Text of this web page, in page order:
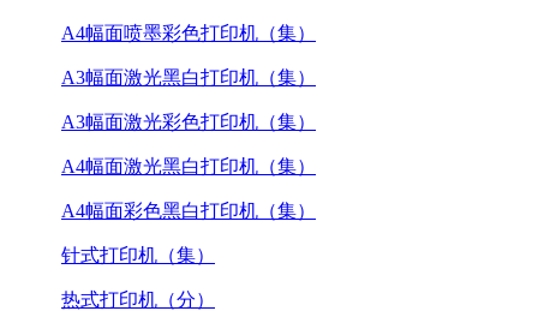
A4幅面喷墨彩色打印机（集）
A3幅面激光黑白打印机（集）
A3幅面激光彩色打印机（集）
A4幅面激光黑白打印机（集）
A4幅面彩色黑白打印机（集）
针式打印机（集）
热式打印机（分）